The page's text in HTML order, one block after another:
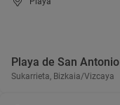
Playa de San Antonio
Sukarrieta, Bizkaia/Vizcaya